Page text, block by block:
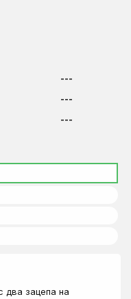
---
---
---
два зацепа на